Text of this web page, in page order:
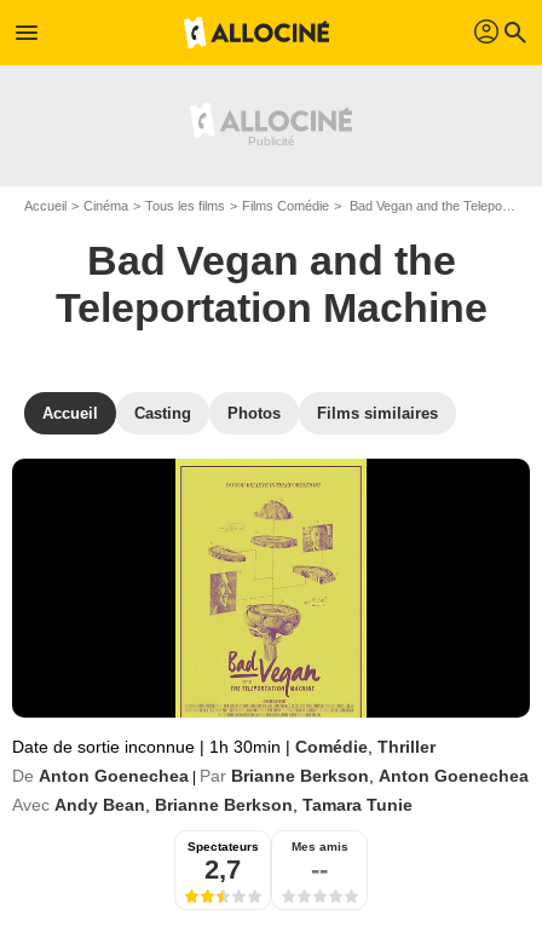
menu profil search
Accueil Cinéma Tous les films Films Comédie Bad Vegan and the Teleportation Machine de Anton Goenechea
Bad Vegan and the
Teleportation Machine
Accueil Casting Photos Films similaires
Date de sortie inconnue | 1h 30min | Comédie Thriller
De Anton Goenechea Par Brianne Berkson Anton Goenechea
Avec Andy Bean Brianne Berkson Tamara Tunie
Spectateurs
2,7
Mes amis
--